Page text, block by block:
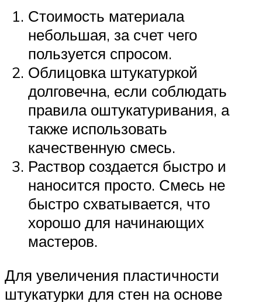
Стоимость материала
небольшая, за счет чего
пользуется спросом.
Облицовка штукатуркой
долговечна, если соблюдать
правила оштукатуривания, а
также использовать
качественную смесь.
Раствор создается быстро и
наносится просто. Смесь не
быстро схватывается, что
хорошо для начинающих
мастеров.
Для увеличения пластичности
штукатурки для стен на основе